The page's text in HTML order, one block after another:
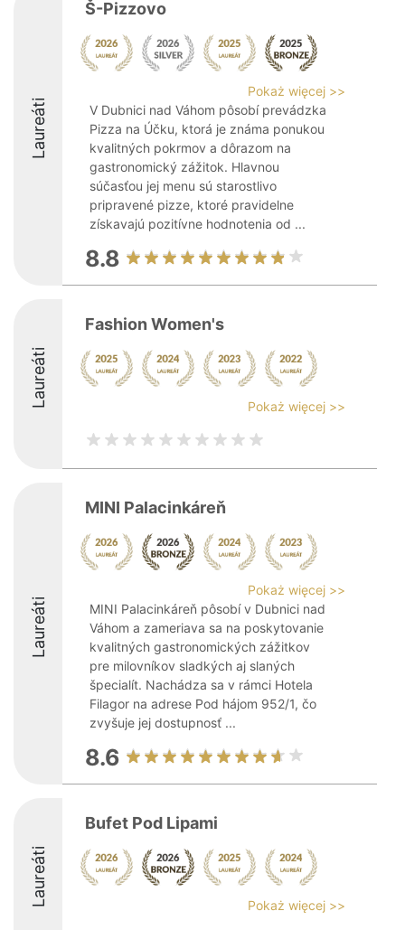
Laureáti
Š-Pizzovo
Pokaż więcej >>
V Dubnici nad Váhom pôsobí prevádzka
Pizza na Účku, ktorá je známa ponukou
kvalitných pokrmov a dôrazom na
gastronomický zážitok. Hlavnou
súčasťou jej menu sú starostlivo
pripravené pizze, ktoré pravidelne
získavajú pozitívne hodnotenia od ...
8.8
Laureáti
Fashion Women's
Pokaż więcej >>
Laureáti
MINI Palacinkáreň
Pokaż więcej >>
MINI Palacinkáreň pôsobí v Dubnici nad
Váhom a zameriava sa na poskytovanie
kvalitných gastronomických zážitkov
pre milovníkov sladkých aj slaných
špecialít. Nachádza sa v rámci Hotela
Filagor na adrese Pod hájom 952/1, čo
zvyšuje jej dostupnosť ...
8.6
Laureáti
Bufet Pod Lipami
Pokaż więcej >>